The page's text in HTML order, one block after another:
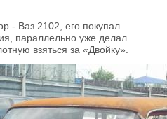
- Ваз 2102, его покупал
параллельно уже делал
взяться за «Двойку».